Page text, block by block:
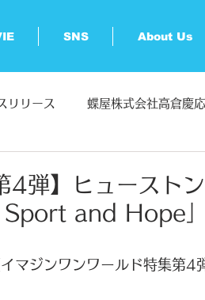
SNS About Us
リリース 蝶屋株式会社高倉慶
4弾】ヒュースト
and Hope
マジンワンワールド特集第4